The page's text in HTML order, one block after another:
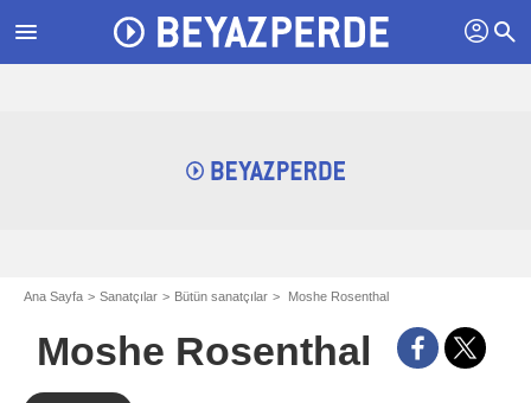
menu profil search
Ana Sayfa Sanatçılar Bütün sanatçılar Moshe Rosenthal
Moshe Rosenthal